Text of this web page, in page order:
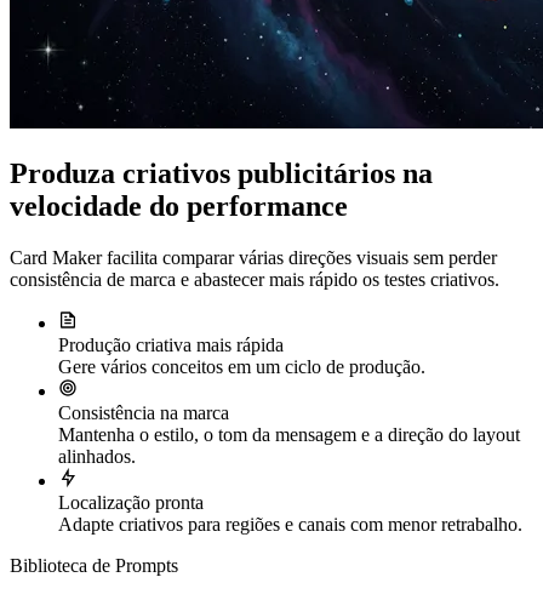
Produza criativos publicitários na
velocidade do performance
Card Maker facilita comparar várias direções visuais sem perder
consistência de marca e abastecer mais rápido os testes criativos.
Produção criativa mais rápida
Gere vários conceitos em um ciclo de produção.
Consistência na marca
Mantenha o estilo, o tom da mensagem e a direção do layout
alinhados.
Localização pronta
Adapte criativos para regiões e canais com menor retrabalho.
Biblioteca de Prompts